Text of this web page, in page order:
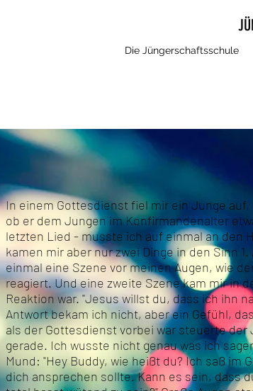
Die Jüngerschaftsschule
In einem Gottesdienst fiel mir ein Junge
ob er dem Jungen im Konfirmandenalter
letzten Lied - musste ich auf einmal an den
kamen mir aber nur zwei Dinge in den Sinn
einmal eine Szene vor meinen Augen, wie
reagiert. Und eine zweite Szene kam mir in
Reaktion war. "Jesus willst du, dass ich ihn
Antwort bekam ich nicht, aber ein Gefühl,
als der Gottesdienst vorbei war steuerte
gerade. Ich wusste nicht genau was ich
Mund: "Hey Buddy, wie heißt du? Ich saß
dich ansprechen sollte. Kann es sein, dass